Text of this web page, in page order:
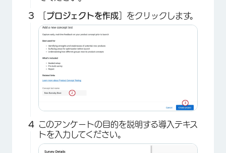
プロジェクトを作成 ］をクリックします。
このアンケートの目的を説明する導入テキス
トを入力してください。